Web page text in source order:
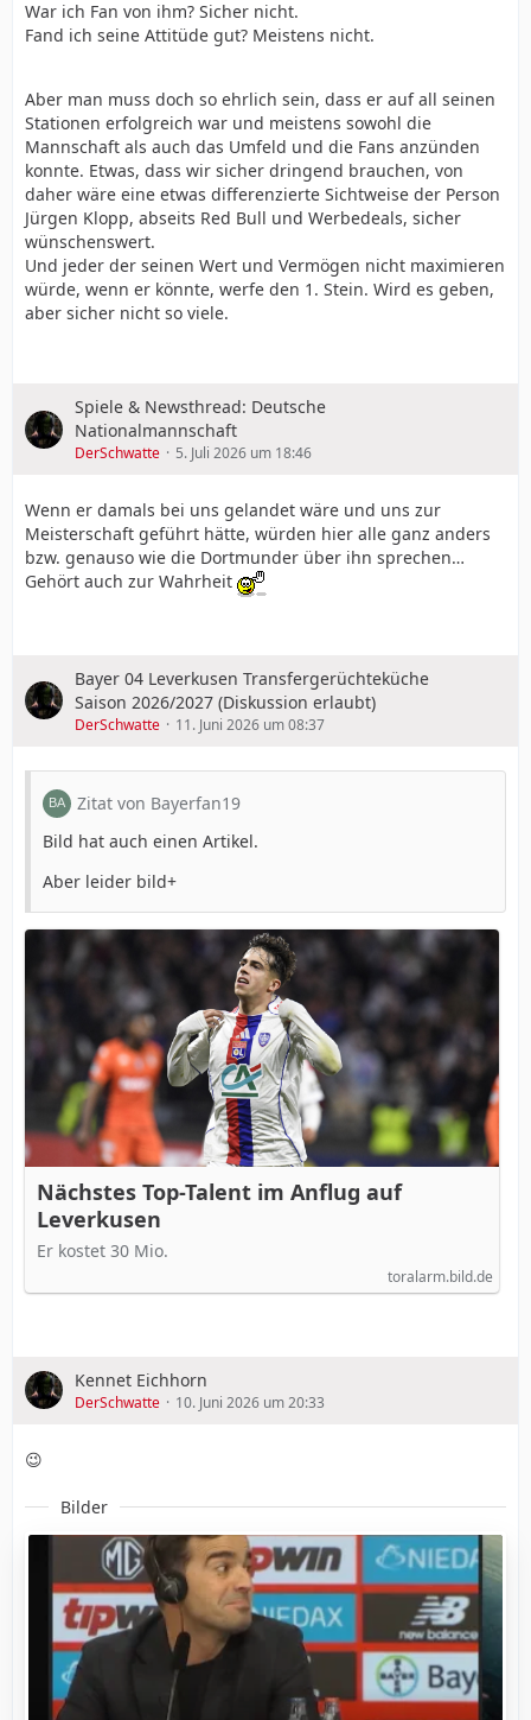
War ich Fan von ihm? Sicher nicht.
Fand ich seine Attitüde gut? Meistens nicht.
Aber man muss doch so ehrlich sein, dass er auf all seinen
Stationen erfolgreich war und meistens sowohl die
Mannschaft als auch das Umfeld und die Fans anzünden
konnte. Etwas, dass wir sicher dringend brauchen, von
daher wäre eine etwas differenzierte Sichtweise der Person
Jürgen Klopp, abseits Red Bull und Werbedeals, sicher
wünschenswert.
Und jeder der seinen Wert und Vermögen nicht maximieren
würde, wenn er könnte, werfe den 1. Stein. Wird es geben,
aber sicher nicht so viele.
Spiele & Newsthread: Deutsche
Nationalmannschaft
DerSchwatte 5. Juli 2026 um 18:46
Wenn er damals bei uns gelandet wäre und uns zur
Meisterschaft geführt hätte, würden hier alle ganz anders
bzw. genauso wie die Dortmunder über ihn sprechen…
Gehört auch zur Wahrheit
Bayer 04 Leverkusen Transfergerüchteküche
Saison 2026/2027 (Diskussion erlaubt)
DerSchwatte 11. Juni 2026 um 08:37
Zitat von Bayerfan19
Bild hat auch einen Artikel.
Aber leider bild+
Nächstes Top-Talent im Anflug auf
Leverkusen
Er kostet 30 Mio.
toralarm.bild.de
Kennet Eichhorn
DerSchwatte 10. Juni 2026 um 20:33
😉
Bilder